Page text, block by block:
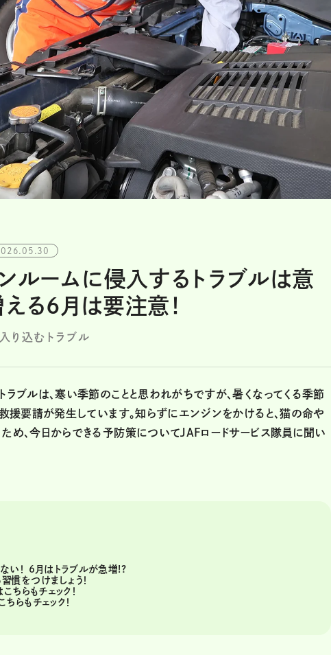
ルームに侵入するトラブルは意
る6月は要注意！
り込むトラブル
ブルは、寒い季節のことと思われがちですが、暑くなってくる季節
援要請が発生しています。知らずにエンジンをかけると、猫の命や
、今日からできる予防策についてJAFロードサービス隊員に聞い
い！ 6月はトラブルが急増!?
慣をつけましょう！
ちらもチェック！
らもチェック！